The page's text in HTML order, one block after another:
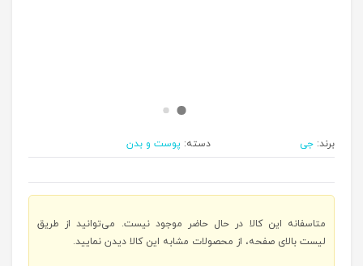
برند: جی دسته: پوست و بدن
متاسفانه این کالا در حال حاضر موجود نیست. می‌توانید از طریق
لیست بالای صفحه، از محصولات مشابه این کالا دیدن نمایید.